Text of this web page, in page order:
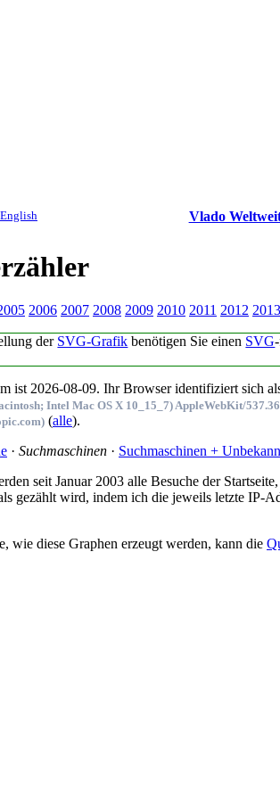
English Vlado
2006 2007 2008 2009 2010 2011 2012 2013
der SVG-Grafik benötigen Sie einen SVG
ist 2026-08-09. Ihr Browser identifiziert sich
Intel Mac OS X 10_15_7) AppleWebKit/
(alle).
· Suchmaschinen · Suchmaschinen +
seit Ja­nu­ar 2003 al­le Be­su­che der
ge­zählt wird, in­dem ich die je­weils letz­te IP-
wie die­se Gra­phen er­zeugt wer­den, kann die